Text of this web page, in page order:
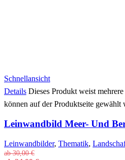
Schnellansicht
Details Dieses Produkt weist
können auf der Produktseite gewählt
Leinwandbild Meer- Und
Leinwandbilder, Thematik,
ab30,00€